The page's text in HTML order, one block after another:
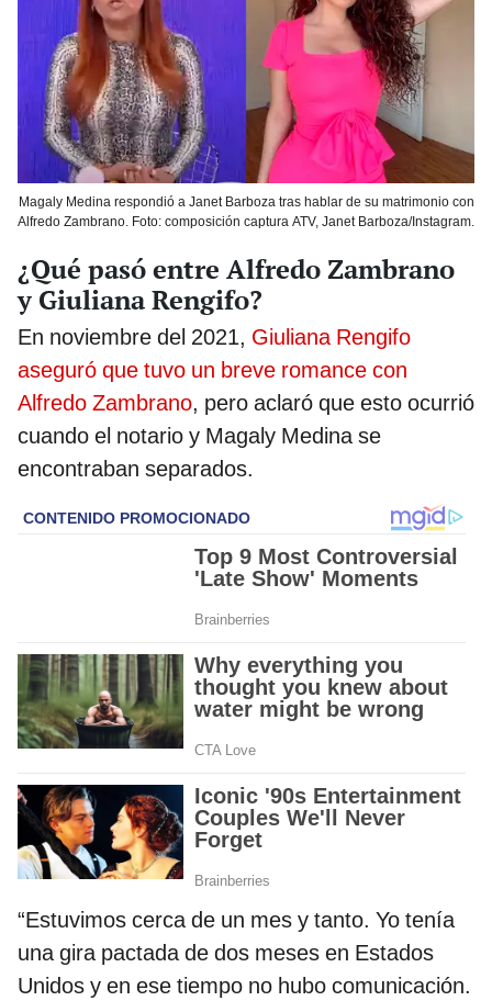
Magaly Medina respondió a Janet Barboza tras hablar de su matrimonio con
Alfredo Zambrano. Foto: composición captura ATV, Janet Barboza/Instagram.
¿Qué pasó entre Alfredo Zambrano
y Giuliana Rengifo?
En noviembre del 2021, Giuliana Rengifo
aseguró que tuvo un breve romance con
Alfredo Zambrano, pero aclaró que esto ocurrió
cuando el notario y Magaly Medina se
encontraban separados.
“Estuvimos cerca de un mes y tanto. Yo tenía
una gira pactada de dos meses en Estados
Unidos y en ese tiempo no hubo comunicación.